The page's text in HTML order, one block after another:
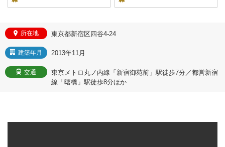
所在地 東京都新宿区四谷4-24
建築年月 2013年11月
交通
東京メトロ丸ノ内線「新宿御苑前」駅徒歩7分／都営新宿
線「曙橋」駅徒歩8分ほか